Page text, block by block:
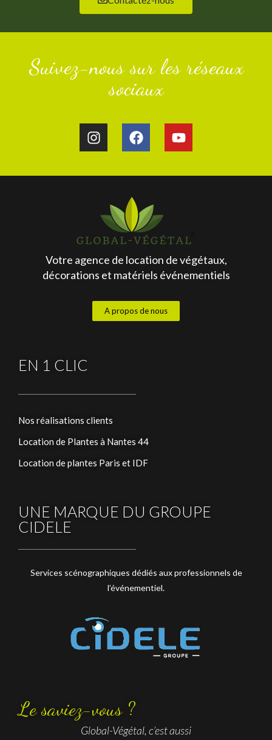
Suivez-nous sur les réseaux
sociaux
Votre agence de location de végétaux,
décorations et matériels événementiels
A propos de nous
EN 1 CLIC
Nos réalisations clients
Location de Plantes à Nantes 44
Location de plantes Paris et IDF
UNE MARQUE DU GROUPE
CIDELE
Services scénographiques dédiés aux professionnels de
l’événementiel.
Le saviez-vous ?
Global-Végétal, c’est aussi